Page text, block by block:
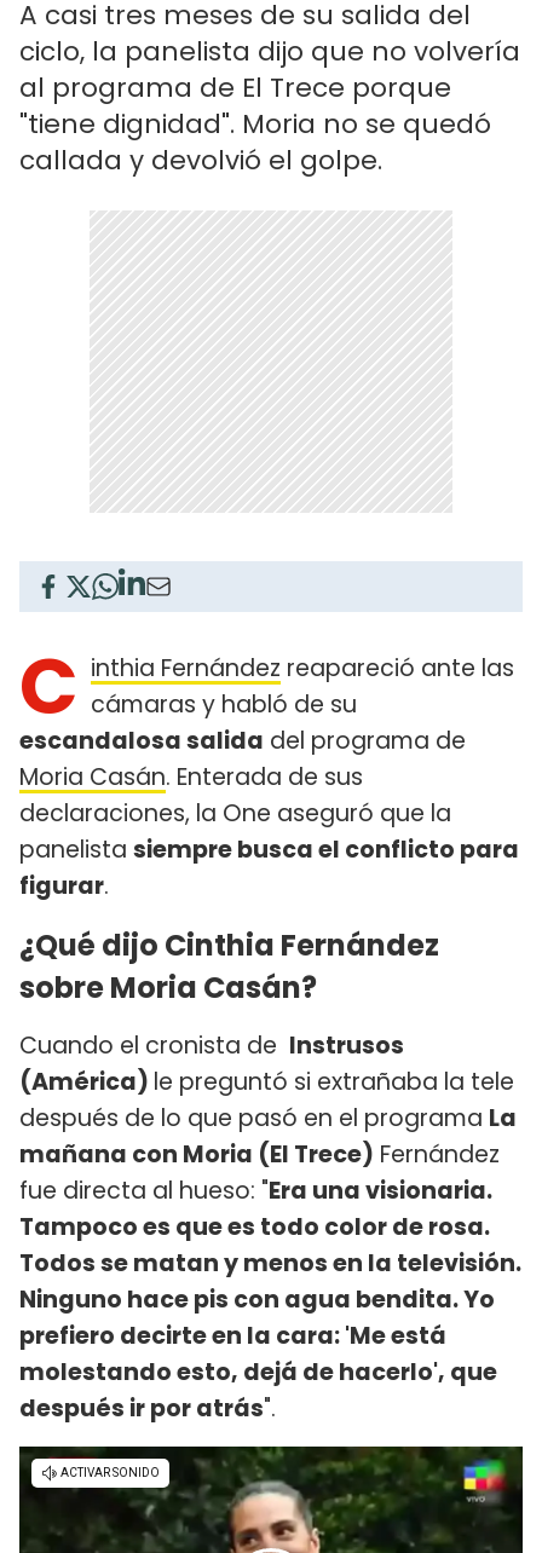
A casi tres meses de su salida del
ciclo, la panelista dijo que no volvería
al programa de El Trece porque
"tiene dignidad". Moria no se quedó
callada y devolvió el golpe.
C inthia Fernández reapareció ante las
cámaras y habló de su
escandalosa salida del programa de
Moria Casán. Enterada de sus
declaraciones, la One aseguró que la
panelista siempre busca el conflicto para
figurar.
¿Qué dijo Cinthia Fernández
sobre Moria Casán?
Cuando el cronista de Instrusos
(América) le preguntó si extrañaba la tele
después de lo que pasó en el programa La
mañana con Moria (El Trece) Fernández
fue directa al hueso: "Era una visionaria.
Tampoco es que es todo color de rosa.
Todos se matan y menos en la televisión.
Ninguno hace pis con agua bendita. Yo
prefiero decirte en la cara: 'Me está
molestando esto, dejá de hacerlo', que
después ir por atrás".